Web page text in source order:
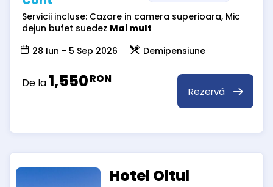
Servicii incluse: Cazare in camera superioara, Mic
dejun bufet suedez Mai mult
28 Iun - 5 Sep 2026
Demipensiune
De la1,550RON
Rezervă
Hotel Oltul